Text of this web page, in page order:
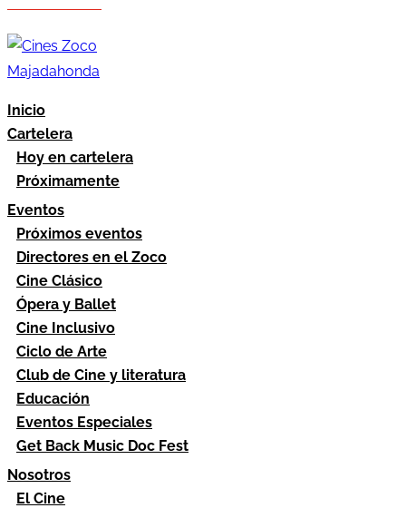
Inicio
Cartelera
Hoy en cartelera
Próximamente
Eventos
Próximos eventos
Directores en el Zoco
Cine Clásico
Ópera y Ballet
Cine Inclusivo
Ciclo de Arte
Club de Cine y literatura
Educación
Eventos Especiales
Get Back Music Doc Fest
Nosotros
El Cine